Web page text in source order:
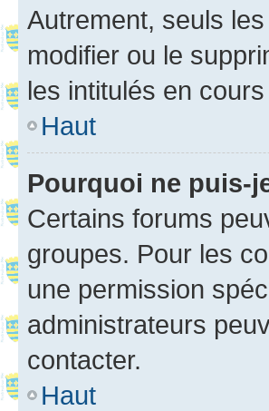
Autrement, seuls
modifier ou le
les intitulés en
Haut
Pourquoi ne puis-
Certains forums
groupes. Pour les
une permission
administrateurs
contacter.
Haut